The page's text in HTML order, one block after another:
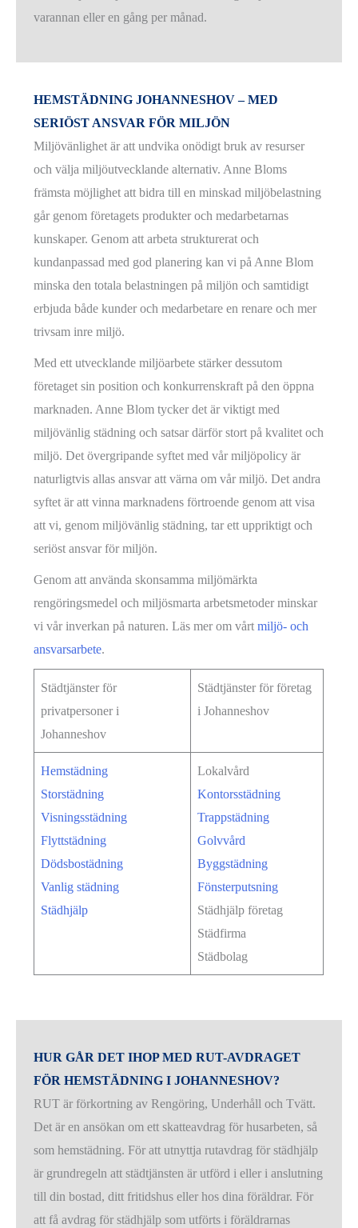
varannan eller en gång per månad.
HEMSTÄDNING JOHANNESHOV – MED
SERIÖST ANSVAR FÖR MILJÖN
Miljövänlighet är att undvika onödigt bruk av resurser
och välja miljöutvecklande alternativ. Anne Bloms
främsta möjlighet att bidra till en minskad miljöbelastning
går genom företagets produkter och medarbetarnas
kunskaper. Genom att arbeta strukturerat och
kundanpassad med god planering kan vi på Anne Blom
minska den totala belastningen på miljön och samtidigt
erbjuda både kunder och medarbetare en renare och mer
trivsam inre miljö.
Med ett utvecklande miljöarbete stärker dessutom
företaget sin position och konkurrenskraft på den öppna
marknaden. Anne Blom tycker det är viktigt med
miljövänlig städning och satsar därför stort på kvalitet och
miljö. Det övergripande syftet med vår miljöpolicy är
naturligtvis allas ansvar att värna om vår miljö. Det andra
syftet är att vinna marknadens förtroende genom att visa
att vi, genom miljövänlig städning, tar ett uppriktigt och
seriöst ansvar för miljön.
Genom att använda skonsamma miljömärkta
rengöringsmedel och miljösmarta arbetsmetoder minskar
vi vår inverkan på naturen. Läs mer om vårtmiljö- och
ansvarsarbete.
Städtjänster för
privatpersoner i
Johanneshov
Städtjänster för företag
i Johanneshov
Hemstädning
Storstädning
Visningsstädning
Flyttstädning
Dödsbostädning
Vanlig städning
Städhjälp
Lokalvård
Kontorsstädning
Trappstädning
Golvvård
Byggstädning
Fönsterputsning
Städhjälp företag
Städfirma
Städbolag
HUR GÅR DET IHOP MED RUT-AVDRAGET
FÖR HEMSTÄDNING I JOHANNESHOV?
RUT är förkortning av Rengöring, Underhåll och Tvätt.
Det är en ansökan om ett skatteavdrag för husarbeten, så
som hemstädning. För att utnyttja rutavdrag för städhjälp
är grundregeln att städtjänsten är utförd i eller i anslutning
till din bostad, ditt fritidshus eller hos dina föräldrar. För
att få avdrag för städhjälp som utförts i föräldrarnas